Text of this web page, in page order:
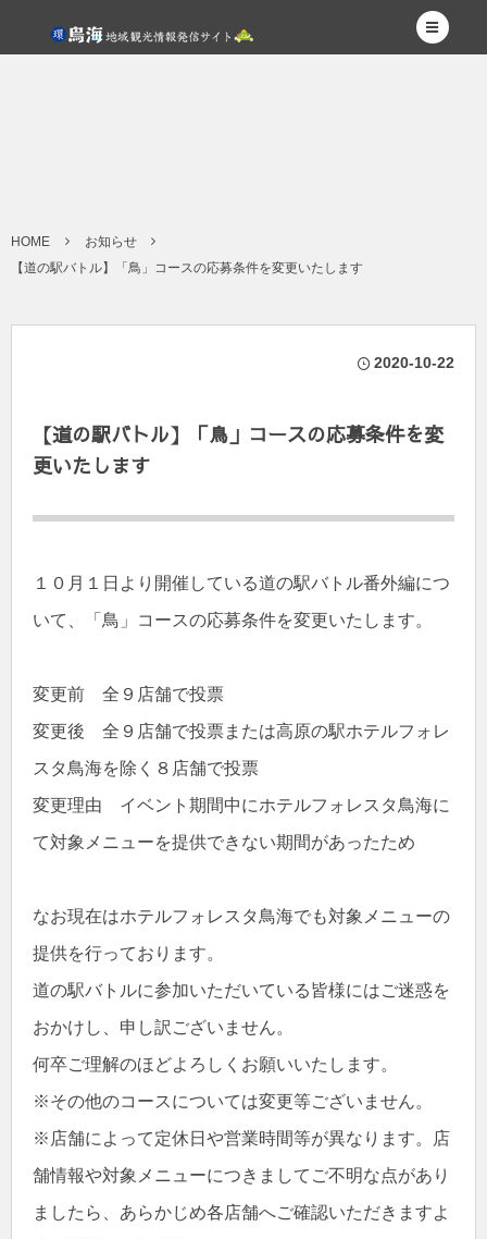
HOME
お知らせ
【道の駅バトル】「鳥」コースの応募条件を変更いたします
2020-10-22
【道の駅バトル】「鳥」コースの応募条件を変
更いたします
１０月１日より開催している道の駅バトル番外編につ
いて、「鳥」コースの応募条件を変更いたします。
変更前 全９店舗で投票
変更後 全９店舗で投票または高原の駅ホテルフォレ
スタ鳥海を除く８店舗で投票
変更理由 イベント期間中にホテルフォレスタ鳥海に
て対象メニューを提供できない期間があったため
なお現在はホテルフォレスタ鳥海でも対象メニューの
提供を行っております。
道の駅バトルに参加いただいている皆様にはご迷惑を
おかけし、申し訳ございません。
何卒ご理解のほどよろしくお願いいたします。
※その他のコースについては変更等ございません。
※店舗によって定休日や営業時間等が異なります。店
舗情報や対象メニューにつきましてご不明な点があり
ましたら、あらかじめ各店舗へご確認いただきますよ